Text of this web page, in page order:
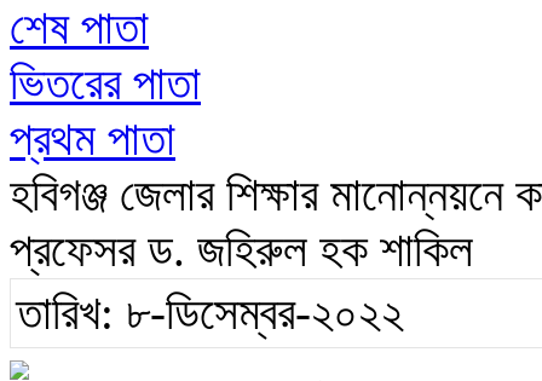
শেষ পাতা
ভিতরের পাতা
প্রথম পাতা
হবিগঞ্জ জেলার শিক্ষার
প্রফেসর ড. জহিরুল হক শাকিল
তারিখ: ৮-ডিসেম্বর-২০২২